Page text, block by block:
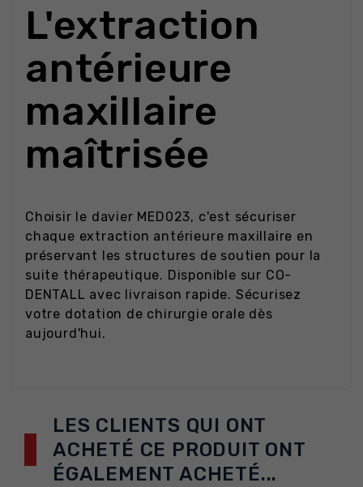
L'extraction
antérieure
maxillaire
maîtrisée
Choisir le davier MED023, c'est sécuriser
chaque extraction antérieure maxillaire en
préservant les structures de soutien pour la
suite thérapeutique. Disponible sur CO-
DENTALL avec livraison rapide. Sécurisez
votre dotation de chirurgie orale dès
aujourd'hui.
LES CLIENTS QUI ONT
ACHETÉ CE PRODUIT ONT
ÉGALEMENT ACHETÉ...